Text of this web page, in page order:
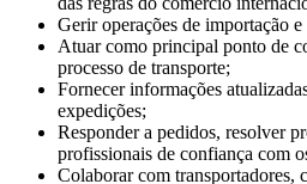
Gerir operações de importação e
Atuar como principal ponto de
processo de transporte;
Fornecer informações
expedições;
Responder a pedidos, resolver
profissionais de confiança com
Colaborar com transportadores,